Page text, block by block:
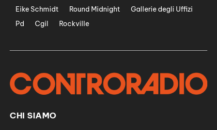
Eike Schmidt
Round Midnight
Gallerie degli Uffizi
Pd
Cgil Rockville
CHI SIAMO